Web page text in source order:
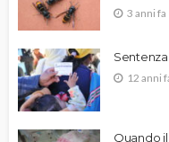
3 anni fa
12 anni
Quando